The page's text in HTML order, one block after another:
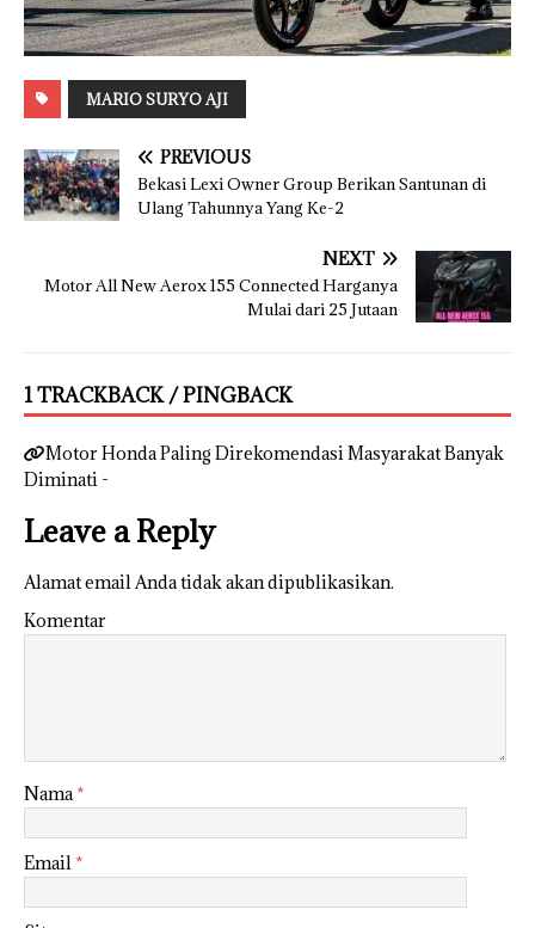
MARIO SURYO AJI
PREVIOUS
Bekasi Lexi Owner Group Berikan Santunan di
Ulang Tahunnya Yang Ke-2
NEXT
Motor All New Aerox 155 Connected Harganya
Mulai dari 25 Jutaan
1 TRACKBACK / PINGBACK
Motor Honda Paling Direkomendasi Masyarakat Banyak
Diminati -
Leave a Reply
Alamat email Anda tidak akan dipublikasikan.
Komentar
Nama *
Email *